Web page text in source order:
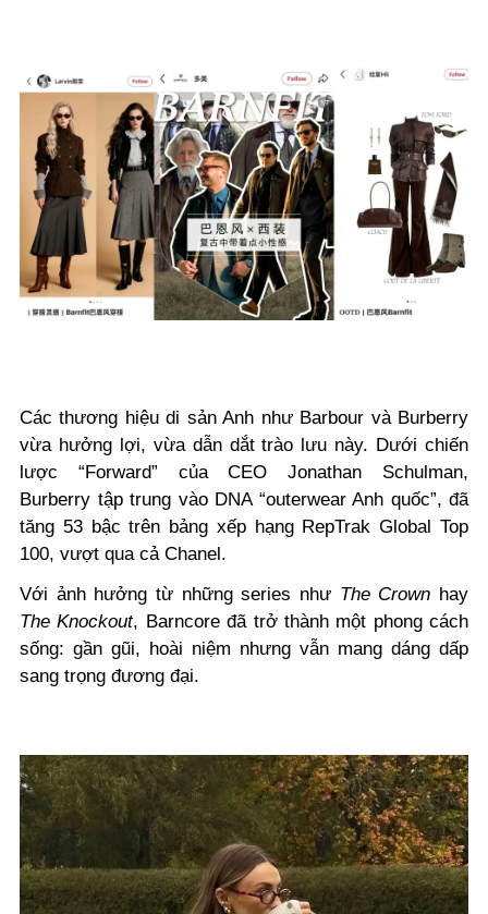
Các thương hiệu di sản Anh như Barbour và Burberry
vừa hưởng lợi, vừa dẫn dắt trào lưu này. Dưới chiến
lược “Forward” của CEO Jonathan Schulman,
Burberry tập trung vào DNA “outerwear Anh quốc”, đã
tăng 53 bậc trên bảng xếp hạng RepTrak Global Top
100, vượt qua cả Chanel.
Với ảnh hưởng từ những series như The Crown hay
The Knockout, Barncore đã trở thành một phong cách
sống: gần gũi, hoài niệm nhưng vẫn mang dáng dấp
sang trọng đương đại.